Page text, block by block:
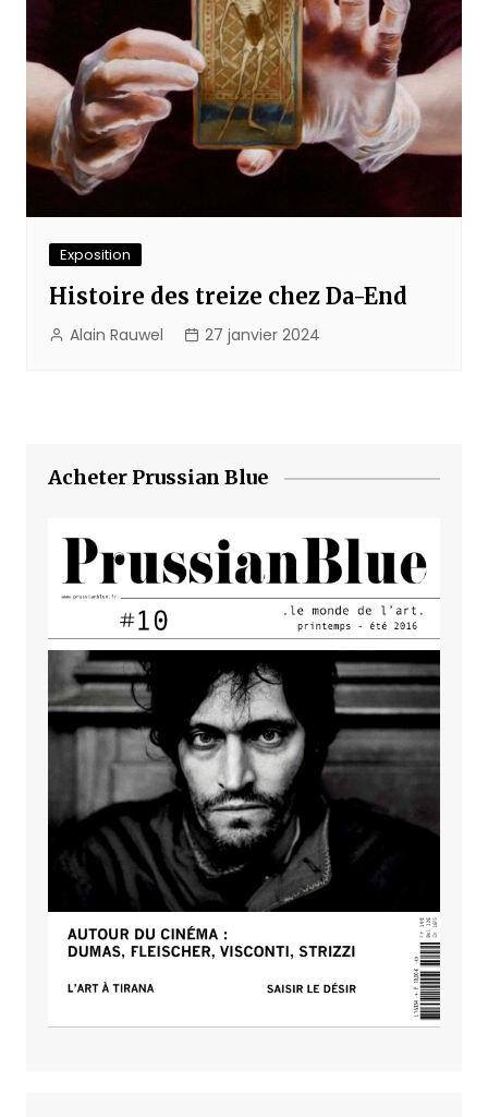
Exposition
Histoire des treize chez Da-End
Alain Rauwel 27 janvier 2024
Acheter Prussian Blue